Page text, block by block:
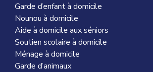
Garde d’enfant à domicile
Nounou à domicile
Aide à domicile aux séniors
Soutien scolaire à domicile
Ménage à domicile
Garde d’animaux